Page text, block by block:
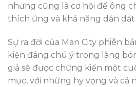
nhưng cũng là cơ hội để ông
thích ứng và khả năng dẫn
Sự ra đời của Man City phiên
kiện đáng chú ý trong làng
giả sẽ được chứng kiến một
mục, với những hy vọng và cả